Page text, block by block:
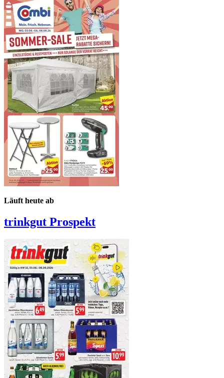
Läuft heute ab
trinkgut Prospekt